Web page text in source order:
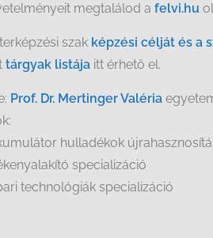
megtalálod a felvi.hu
szak képzési célját és a
tárgyak listája itt érhető el.
Prof. Dr. Mertinger Valéria
hulladékok
specializáció
technológiák specializáció